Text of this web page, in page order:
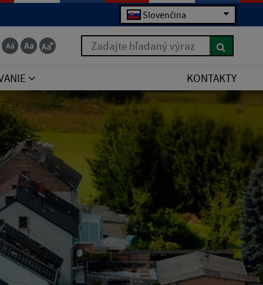
Slovenčina
Zadajte hľadaný výraz
KONTAKTY